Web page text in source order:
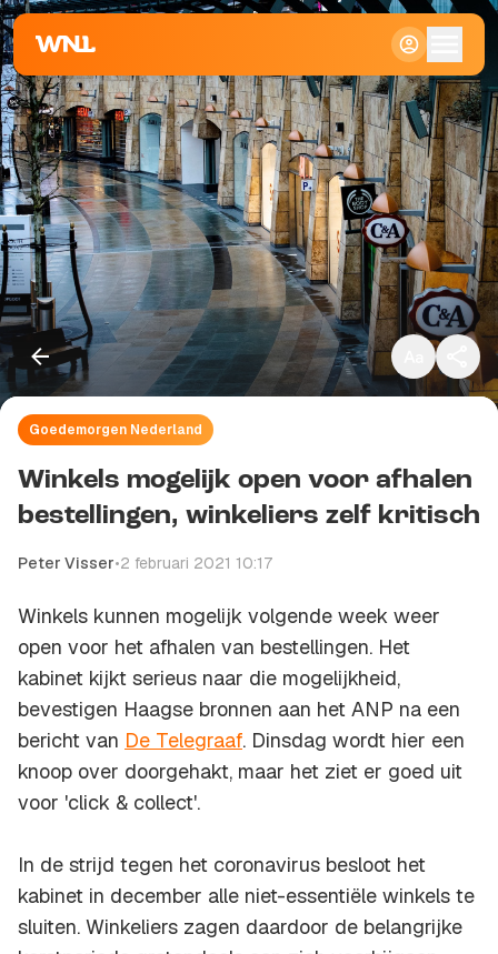
Klein
Standaard
Groot
Goedemorgen Nederland
Winkels mogelijk open voor afhalen
bestellingen, winkeliers zelf kritisch
Peter Visser•2 februari 2021 10:17
Winkels kunnen mogelijk volgende week weer
open voor het afhalen van bestellingen. Het
kabinet kijkt serieus naar die mogelijkheid,
bevestigen Haagse bronnen aan het ANP na een
bericht van De Telegraaf. Dinsdag wordt hier een
knoop over doorgehakt, maar het ziet er goed uit
voor 'click & collect'.
In de strijd tegen het coronavirus besloot het
kabinet in december alle niet-essentiële winkels te
sluiten. Winkeliers zagen daardoor de belangrijke